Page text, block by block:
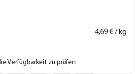
4,69€ / kg
Verfügbarkeit zu prüfen